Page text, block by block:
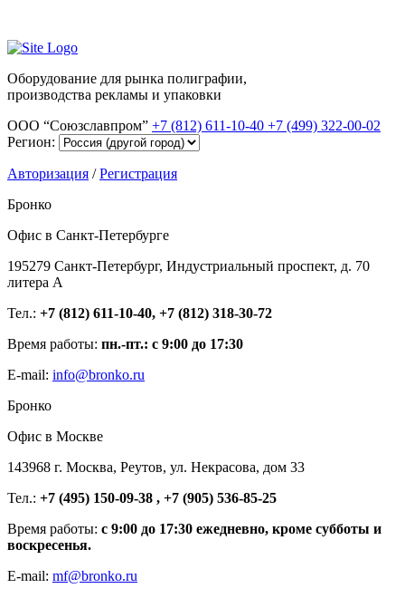
Оборудование для рынка полиграфии,
производства рекламы и упаковки
ООО “Союзславпром” +7 (812) 611-10-40 +7 (499) 322-00-02
Регион:
Авторизация /Регистрация
Бронко
Офис в Санкт-Петербурге
195279 Санкт-Петербург, Индустриальный проспект, д. 70
литера А
Тел.: +7 (812) 611-10-40, +7 (812) 318-30-72
Время работы: пн.-пт.: с 9:00 до 17:30
E-mail: info@bronko.ru
Бронко
Офис в Москве
143968 г. Москва, Реутов, ул. Некрасова, дом 33
Тел.: +7 (495) 150-09-38 , +7 (905) 536-85-25
Время работы: с 9:00 до 17:30 ежедневно, кроме субботы и
воскресенья.
E-mail: mf@bronko.ru